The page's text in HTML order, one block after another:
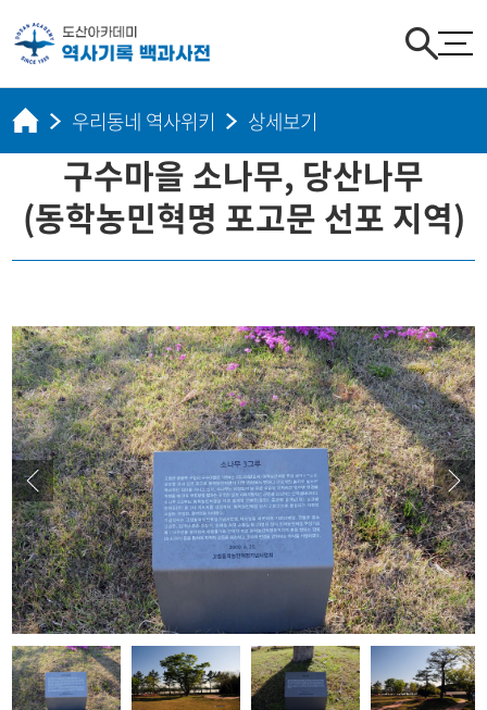
우리동네 역사위키 상세보기
구수마을 소나무, 당산나무
(동학농민혁명 포고문 선포 지역)